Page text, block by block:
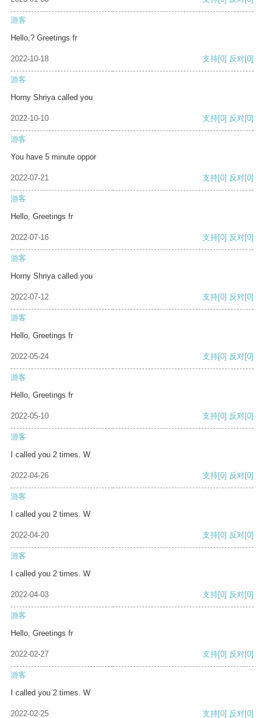
游客
Hello,? Greetings fr
2022-10-18 支持[0] 反对[0]
游客
Horny Shriya called you
2022-10-10 支持[0] 反对[0]
游客
You have 5 minute oppor
2022-07-21 支持[0] 反对[0]
游客
Hello, Greetings fr
2022-07-16 支持[0] 反对[0]
游客
Horny Shriya called you
2022-07-12 支持[0] 反对[0]
游客
Hello, Greetings fr
2022-05-24 支持[0] 反对[0]
游客
Hello, Greetings fr
2022-05-10 支持[0] 反对[0]
游客
I called you 2 times. W
2022-04-26 支持[0] 反对[0]
游客
I called you 2 times. W
2022-04-20 支持[0] 反对[0]
游客
I called you 2 times. W
2022-04-03 支持[0] 反对[0]
游客
Hello, Greetings fr
2022-02-27 支持[0] 反对[0]
游客
I called you 2 times. W
2022-02-25 支持[0] 反对[0]